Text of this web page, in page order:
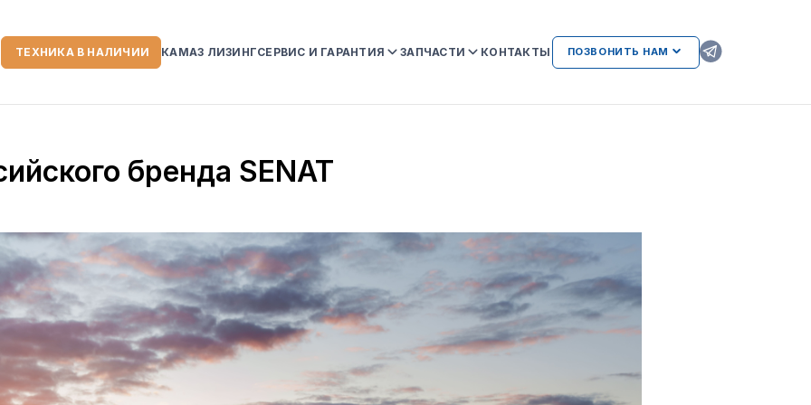
ТЕХНИКА В НАЛИЧИИ КАМАЗ ЛИЗИНГСЕРВИС И ГАРАНТИЯ
НА АВТОТЕХНИКУ KAMAZ И
УСЛОВИЯ ГАРАНТИИ
ЗАПЧАСТИ КОНТАКТЫ ПОЗВОНИТЬ НАМ
бренда SENAT